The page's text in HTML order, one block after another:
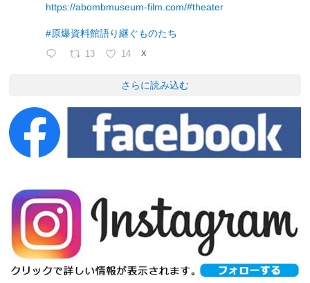
https://abombmuseum-film.com/#theater
#原爆資料館語り継ぐものたち
13 14 X
さらに読み込む